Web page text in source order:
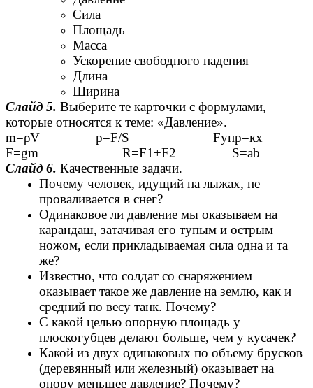
Сила
Площадь
Масса
Ускорение свободного падения
Длина
Ширина
Слайд 5. Выберите те карточки с формулами,
которые относятся к теме: «Давление».
m=ρV p=F/S
F=gm R=F1+F2 S=ab
Слайд 6. Качественные задачи.
Почему человек, идущий на лыжах, не
проваливается в снег?
Одинаковое ли давление мы оказываем на
карандаш, затачивая его тупым и острым
ножом, если прикладываемая сила одна и та
же?
Известно, что солдат со снаряжением
оказывает такое же давление на землю, как и
средний по весу танк. Почему?
С какой целью опорную площадь у
плоскогубцев делают больше, чем у кусачек?
Какой из двух одинаковых по объему брусков
(деревянный или железный) оказывает на
опору меньшее давление? Почему?